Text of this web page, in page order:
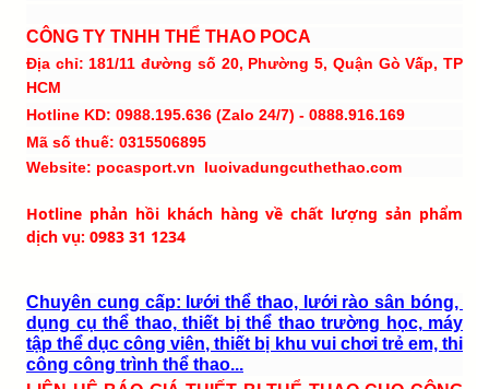
CÔNG TY TNHH THỂ THAO POCA
Địa chỉ: 181/11 đường số 20, Phường 5, Quận Gò Vấp, TP
HCM
Hotline KD: 0988.195.636 (Zalo 24/7) - 0888.916.169
Mã số thuế: 0315506895
Website: pocasport.vn luoivadungcuthethao.com
Hotline phản hồi khách hàng về chất lượng sản phẩm
dịch vụ: 0983 31 1234
Chuyên cung cấp: lưới thể thao, lưới rào sân bóng,
dụng cụ thể thao, thiết bị thể thao trường học, máy
tập thể dục công viên, thiết bị khu vui chơi trẻ em, thi
công công trình thể thao...